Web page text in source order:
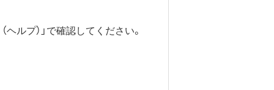
ルプ）」で確認してください。